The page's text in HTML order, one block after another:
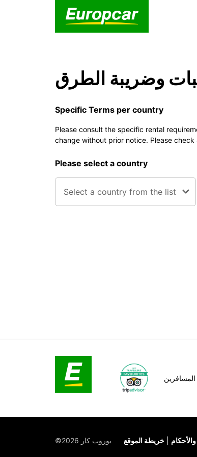
وضريبة الطرق
Specific Terms per country
Please consult the specific rental
change without prior notice. Please
Please select a country
المسافرين
©يوروب كار 2026 خريطة الموقع